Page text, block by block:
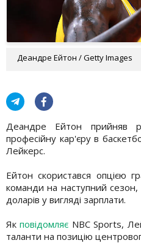
Деандре Ейтон / Getty Images
Деандре Ейтон прийняв
професійну кар'єру в
Лейкерс.
Ейтон скористався опцією
команди на наступний
доларів у вигляді зарплати.
Якповідомляє NBC Sports,
таланти на позицію